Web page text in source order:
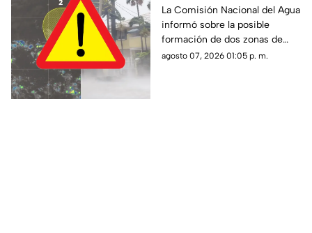
'Hernan' se forme esta
semana? Vigilan zonas
de baja presión con
potencial de desarrollo
La Comisión Nacional del Agua
informó sobre la posible
formación de dos zonas de
baja presión con potencial de
agosto 07, 2026 01:05 p. m.